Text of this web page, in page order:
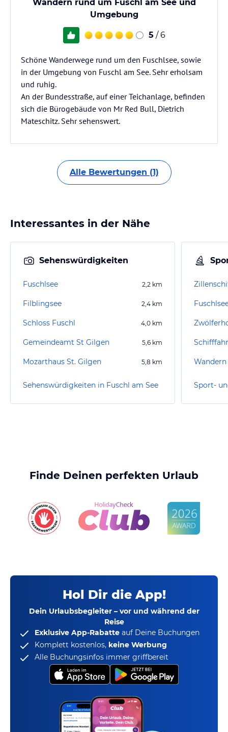
Wandern rund um Fuschl am See und
Umgebung
5 / 6
Schöne Wanderwege rund um den Fuschlsee, sowie
in der Umgebung von Fuschl am See. Sehr erholsam
und ruhig.
An der Bundesstraße, auf einer Teichanlage, befinden
sich die Bürogebäude von Mr Red Bull, Dietrich
Mateschitz. Sehr sehenswert.
Alle Bewertungen (1)
Interessantes in der Nähe
Sehenswürdigkeiten
Fuschlsee 2,2 km
Filblingsee 2,4 km
Schloss Fuschl 4,0 km
Gemeindeamt St Gilgen 5,6 km
Mozarthaus St. Gilgen 5,8 km
Sehenswürdigkeiten in Fuschl am See
Finde Deinen perfekten Urlaub
Hol Dir die App!
Dein Urlaubsbegleiter – vor und während der
Reise
Exklusive App-Rabatte auf Deine Buchungen
Komplett kostenlos, keine Werbung
Alle Buchungsinfos immer griffbereit